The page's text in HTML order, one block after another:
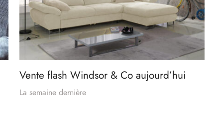
Vente flash Windsor & Co aujourd’hui
La semaine dernière